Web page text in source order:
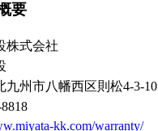
要
株式会社
九州市八幡西区則松4-3-10
kk.com/warranty/